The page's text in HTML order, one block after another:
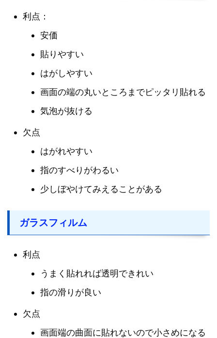
利点：
安価
貼りやすい
はがしやすい
画面の端の丸いところまでピッタリ貼れる
気泡が抜ける
欠点
はがれやすい
指のすべりがわるい
少しぼやけてみえることがある
ガラスフィルム
利点
うまく貼れれば透明できれい
指の滑りが良い
欠点
画面端の曲面に貼れないので小さめになる